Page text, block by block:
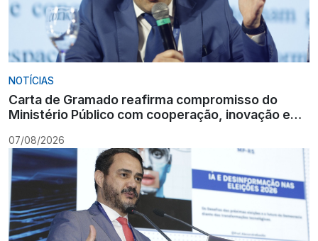
NOTÍCIAS
Carta de Gramado reafirma compromisso do
Ministério Público com cooperação, inovação e
07/08/2026